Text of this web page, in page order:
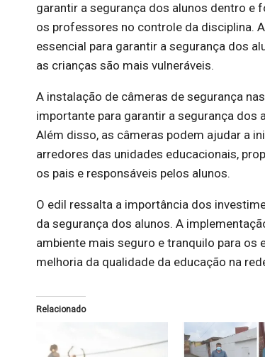
garantir a segurança dos alunos dentro e
os professores no controle da disciplina.
essencial para garantir a segurança dos
as crianças são mais vulneráveis.
A instalação de câmeras de segurança
importante para garantir a segurança dos
Além disso, as câmeras podem ajudar a
arredores das unidades educacionais,
os pais e responsáveis pelos alunos.
O edil ressalta a importância dos
da segurança dos alunos. A
ambiente mais seguro e tranquilo para os
melhoria da qualidade da educação na
Relacionado